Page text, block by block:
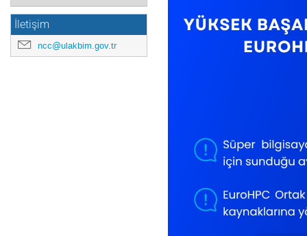
menu
İletişim
ncc@ulakbim.gov.tr